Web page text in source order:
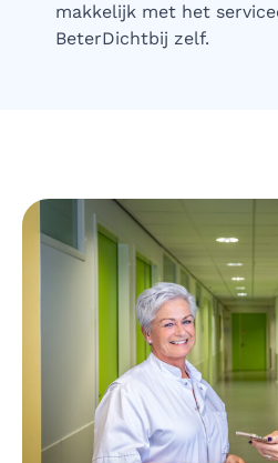
makkelijk met het
BeterDichtbij zelf.